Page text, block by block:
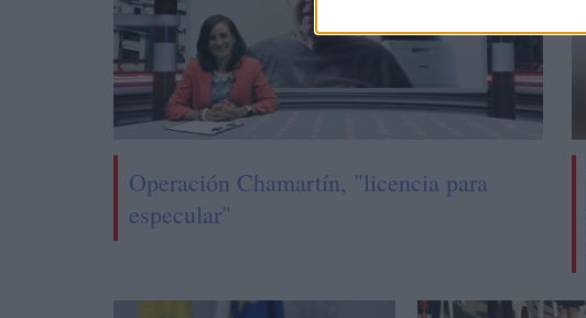
Operación Chamartín, "licencia para
especular"